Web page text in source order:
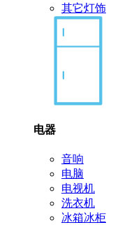
其它灯饰
电器
音响
电脑
电视机
洗衣机
冰箱冰柜